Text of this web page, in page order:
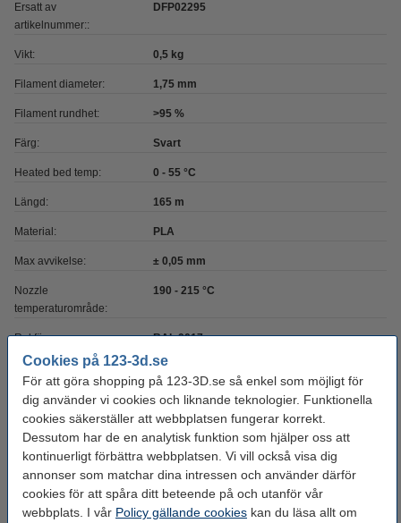
Cookies på 123-3d.se
För att göra shopping på 123-3D.se så enkel som möjligt för
dig använder vi cookies och liknande teknologier. Funktionella
cookies säkerställer att webbplatsen fungerar korrekt.
Dessutom har de en analytisk funktion som hjälper oss att
kontinuerligt förbättra webbplatsen. Vi vill också visa dig
annonser som matchar dina intressen och använder därför
cookies för att spåra ditt beteende på och utanför vår
webbplats. I vår Policy gällande cookies kan du läsa allt om
Ersatt av
artikelnummer::
DFP02295
Vikt: 0,5 kg
Filament diameter: 1,75 mm
Filament rundhet: >95 %
Färg: Svart
Heated bed temp: 0 - 55 °C
Längd: 165 m
Material: PLA
Max avvikelse: ± 0,05 mm
Nozzle
temperaturområde:
190 - 215 °C
Ral färg nr.: RAL 9017
Spolens bredd: 4,5 cm
Spolens inre diameter: Ø 5,5 cm
Spolens ytterdiameter: Ø 20,0 cm
Varumärke: REAL